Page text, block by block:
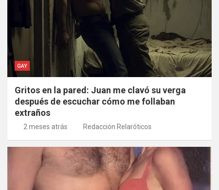
GAY
Gritos en la pared: Juan me clavó su verga
después de escuchar cómo me follaban
extraños
2 meses atrás Redacción Relaróticos